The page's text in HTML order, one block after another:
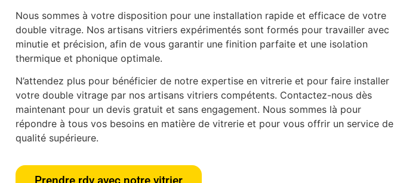
Nous sommes à votre disposition pour une installation rapide et efficace de votre
double vitrage. Nos artisans vitriers expérimentés sont formés pour travailler avec
minutie et précision, afin de vous garantir une finition parfaite et une isolation
thermique et phonique optimale.
N’attendez plus pour bénéficier de notre expertise en vitrerie et pour faire installer
votre double vitrage par nos artisans vitriers compétents. Contactez-nous dès
maintenant pour un devis gratuit et sans engagement. Nous sommes là pour
répondre à tous vos besoins en matière de vitrerie et pour vous offrir un service de
qualité supérieure.